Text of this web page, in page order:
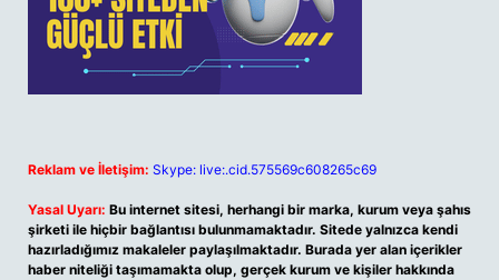
Reklam ve İletişim: Skype: live:.cid.575569c608265c69
Yasal Uyarı: Bu internet sitesi, herhangi bir marka, kurum veya şahıs
şirketi ile hiçbir bağlantısı bulunmamaktadır. Sitede yalnızca kendi
hazırladığımız makaleler paylaşılmaktadır. Burada yer alan içerikler
haber niteliği taşımamakta olup, gerçek kurum ve kişiler hakkında